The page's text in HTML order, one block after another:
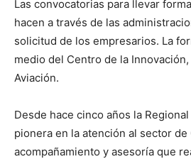
Las convocatorias para llevar
hacen a través de las
solicitud de los empresarios. La
medio del Centro de la
Aviación.
Desde hace cinco años la
pionera en la atención al sector de
acompañamiento y asesoría que